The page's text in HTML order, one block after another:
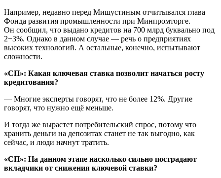
Например, недавно перед Мишустиным отчитывался глава
Фонда развития промышленности при Минпромторге.
Он сообщил, что выдано кредитов на 700 млрд буквально под
2−3%. Однако в данном случае — речь о предприятиях
высоких технологий. А остальные, конечно, испытывают
сложности.
«СП»: Какая ключевая ставка позволит начаться росту
кредитования?
— Многие эксперты говорят, что не более 12%. Другие
говорят, что нужно ещё меньше.
И тогда же вырастет потребительский спрос, потому что
хранить деньги на депозитах станет не так выгодно, как
сейчас, и люди начнут тратить.
«СП»: На данном этапе насколько сильно пострадают
вкладчики от снижения ключевой ставки?